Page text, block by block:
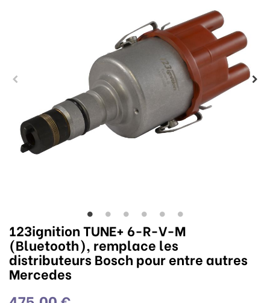
123ignition TUNE+ 6-R-V-M
(Bluetooth), remplace les
distributeurs Bosch pour entre autres
Mercedes